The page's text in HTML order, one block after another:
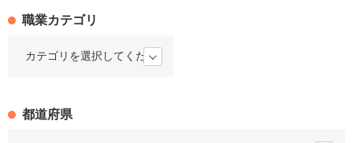
職業カテゴリ
都道府県